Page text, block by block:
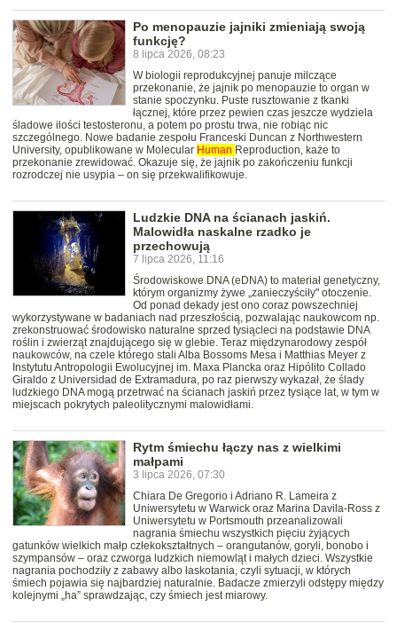
Po menopauzie jajniki zmieniają swoją
funkcję?
8 lipca 2026, 08:23
W biologii reprodukcyjnej panuje milczące
przekonanie, że jajnik po menopauzie to organ w
stanie spoczynku. Puste rusztowanie z tkanki
łącznej, które przez pewien czas jeszcze wydziela
śladowe ilości testosteronu, a potem po prostu trwa, nie robiąc nic
szczególnego. Nowe badanie zespołu Franceski Duncan z Northwestern
University, opublikowane w Molecular Human Reproduction, każe to
przekonanie zrewidować. Okazuje się, że jajnik po zakończeniu funkcji
rozrodczej nie usypia – on się przekwalifikowuje.
Ludzkie DNA na ścianach jaskiń.
Malowidła naskalne rzadko je
przechowują
7 lipca 2026, 11:16
Środowiskowe DNA (eDNA) to materiał genetyczny,
którym organizmy żywe „zanieczyściły" otoczenie.
Od ponad dekady jest ono coraz powszechniej
wykorzystywane w badaniach nad przeszłością, pozwalając naukowcom np.
zrekonstruować środowisko naturalne sprzed tysiącleci na podstawie DNA
roślin i zwierząt znajdującego się w glebie. Teraz międzynarodowy zespół
naukowców, na czele którego stali Alba Bossoms Mesa i Matthias Meyer z
Instytutu Antropologii Ewolucyjnej im. Maxa Plancka oraz Hipólito Collado
Giraldo z Universidad de Extramadura, po raz pierwszy wykazał, że ślady
ludzkiego DNA mogą przetrwać na ścianach jaskiń przez tysiące lat, w tym w
miejscach pokrytych paleolitycznymi malowidłami.
Rytm śmiechu łączy nas z wielkimi
małpami
3 lipca 2026, 07:30
Chiara De Gregorio i Adriano R. Lameira z
Uniwersytetu w Warwick oraz Marina Davila-Ross z
Uniwersytetu w Portsmouth przeanalizowali
nagrania śmiechu wszystkich pięciu żyjących
gatunków wielkich małp człekokształtnych – orangutanów, goryli, bonobo i
szympansów – oraz czworga ludzkich niemowląt i małych dzieci. Wszystkie
nagrania pochodziły z zabawy albo łaskotania, czyli sytuacji, w których
śmiech pojawia się najbardziej naturalnie. Badacze zmierzyli odstępy między
kolejnymi „ha” sprawdzając, czy śmiech jest miarowy.